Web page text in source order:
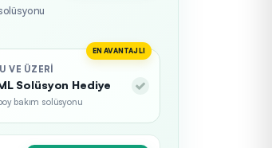
EN AVANTAJLI
VE ÜZERI
Solüsyon Hediye
bakım solüsyonu